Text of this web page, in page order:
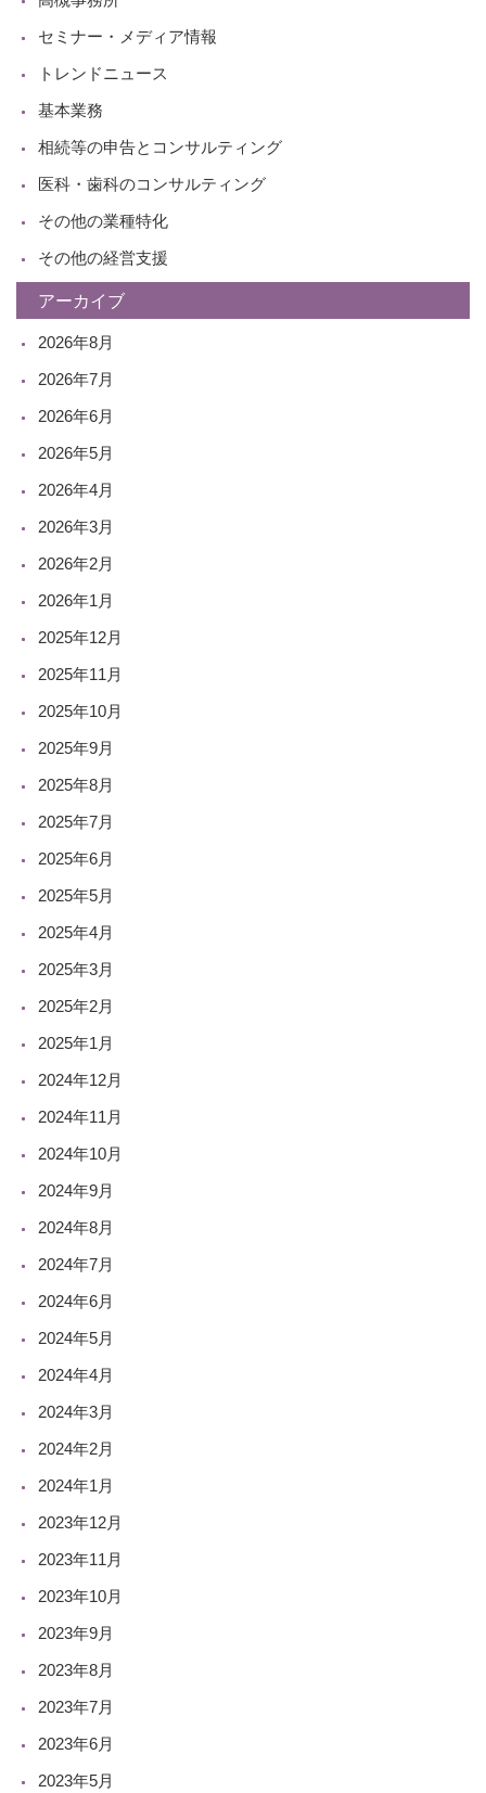
セミナー・メディア情報
トレンドニュース
基本業務
相続等の申告とコンサルティング
医科・歯科のコンサルティング
その他の業種特化
その他の経営支援
アーカイブ
2026年8月
2026年7月
2026年6月
2026年5月
2026年4月
2026年3月
2026年2月
2026年1月
2025年12月
2025年11月
2025年10月
2025年9月
2025年8月
2025年7月
2025年6月
2025年5月
2025年4月
2025年3月
2025年2月
2025年1月
2024年12月
2024年11月
2024年10月
2024年9月
2024年8月
2024年7月
2024年6月
2024年5月
2024年4月
2024年3月
2024年2月
2024年1月
2023年12月
2023年11月
2023年10月
2023年9月
2023年8月
2023年7月
2023年6月
2023年5月